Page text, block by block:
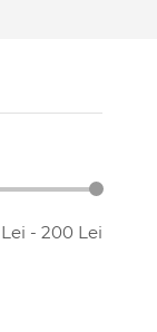
Lei - 200 Lei